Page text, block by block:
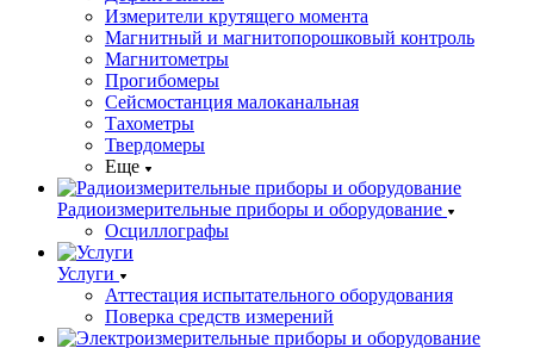
Измерители крутящего момента
Магнитный и магнитопорошковый контроль
Магнитометры
Прогибомеры
Сейсмостанция малоканальная
Тахометры
Твердомеры
Еще
Радиоизмерительные приборы и оборудование
Осциллографы
Услуги
Аттестация испытательного оборудования
Поверка средств измерений